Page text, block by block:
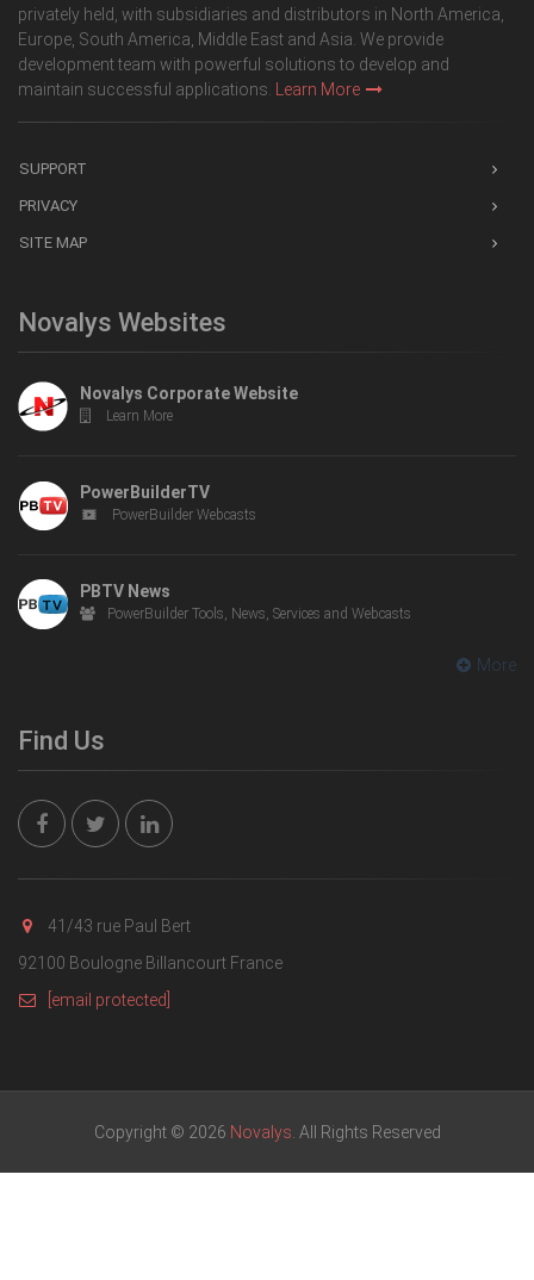
privately held, with subsidiaries and distributors in North America,
Europe, South America, Middle East and Asia. We provide
development team with powerful solutions to develop and
maintain successful applications. Learn More
SUPPORT
PRIVACY
SITE MAP
Novalys Websites
Novalys Corporate Website
Learn More
PowerBuilderTV
PowerBuilder Webcasts
PBTV News
PowerBuilder Tools, News, Services and Webcasts
More
Find Us
41/43 rue Paul Bert
92100 Boulogne Billancourt France
[email protected]
Copyright © 2026 Novalys . All Rights Reserved